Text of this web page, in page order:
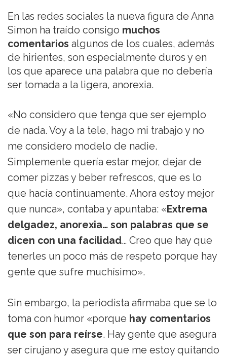
En las redes sociales la nueva figura de Anna
Simon ha traído consigo muchos
comentarios algunos de los cuales, además
de hirientes, son especialmente duros y en
los que aparece una palabra que no debería
ser tomada a la ligera, anorexia.
«No considero que tenga que ser ejemplo
de nada. Voy a la tele, hago mi trabajo y no
me considero modelo de nadie.
Simplemente quería estar mejor, dejar de
comer pizzas y beber refrescos, que es lo
que hacía continuamente. Ahora estoy mejor
que nunca», contaba y apuntaba: «Extrema
delgadez, anorexia… son palabras que se
dicen con una facilidad… Creo que hay que
tenerles un poco más de respeto porque hay
gente que sufre muchísimo».
Sin embargo, la periodista afirmaba que se lo
toma con humor «porque hay comentarios
que son para reírse. Hay gente que asegura
ser cirujano y asegura que me estoy quitando